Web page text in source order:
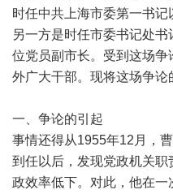
时任中共上海市委第一书记
另一方是时任市委书记处
位党员副市长。受到这场
外广大干部。现将这场争论
一、争论的引起
事情还得从1955年12月，
到任以后，发现党政机关
政效率低下。对此，他在一